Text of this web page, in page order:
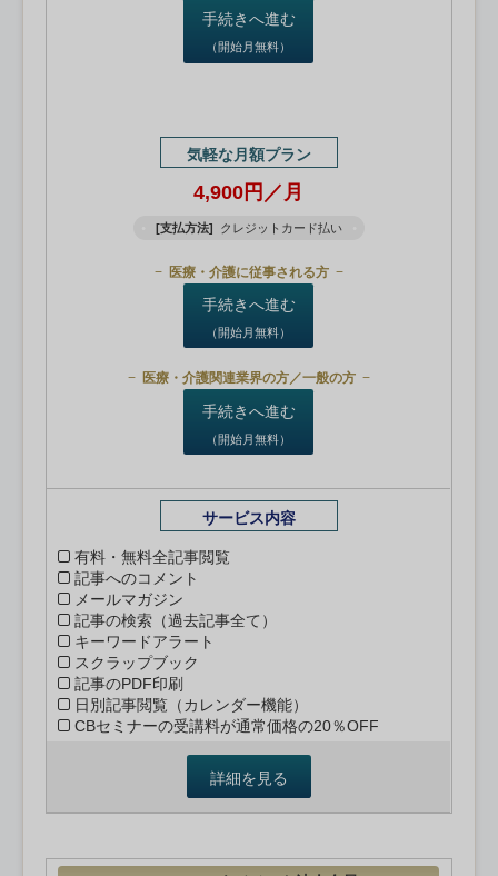
手続きへ進む
（開始月無料）
気軽な月額プラン
4,900円／月
[支払方法] クレジットカード払い
医療・介護に従事される方
手続きへ進む
（開始月無料）
医療・介護関連業界の方／一般の方
手続きへ進む
（開始月無料）
サービス内容
有料・無料全記事閲覧
記事へのコメント
メールマガジン
記事の検索（過去記事全て）
キーワードアラート
スクラップブック
記事のPDF印刷
日別記事閲覧（カレンダー機能）
CBセミナーの受講料が通常価格の20％OFF
詳細を見る